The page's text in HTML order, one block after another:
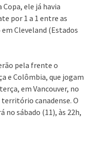
ele já havia
por 1 a 1 entre as
Cleveland (Estados
pela frente o
e Colômbia, que jogam
em Vancouver, no
canadense. O
no sábado (11), às 22h,